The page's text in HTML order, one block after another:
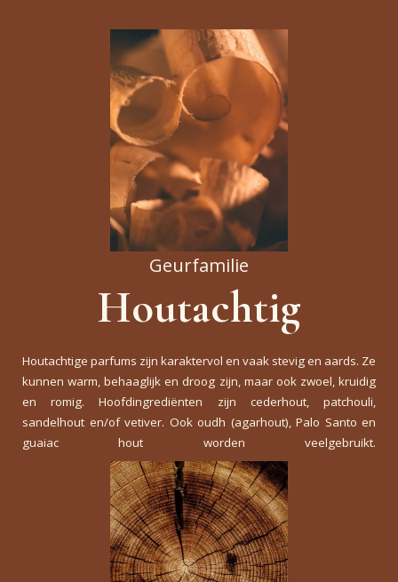
Geurfamilie
Houtachtig
Houtachtige parfums zijn karaktervol en vaak stevig en aards. Ze
kunnen warm, behaaglijk en droog zijn, maar ook zwoel, kruidig
en romig. Hoofdingrediënten zijn cederhout, patchouli,
sandelhout en/of vetiver. Ook oudh (agarhout), Palo Santo en
guaiac hout worden veelgebruikt.